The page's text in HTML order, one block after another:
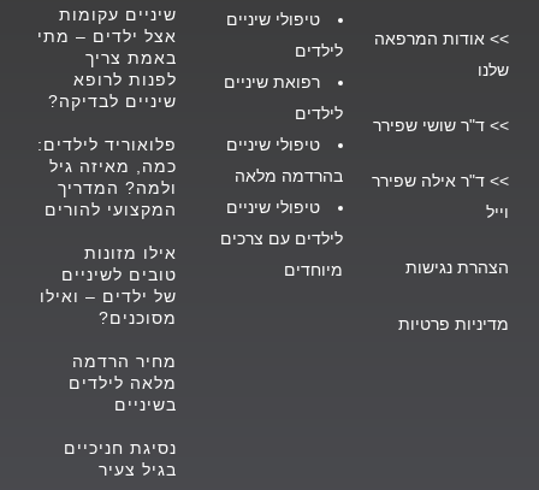
>> אודות המרפאה
שלנו
>> ד"ר שושי שפירר
>> ד"ר אילה שפירר
וייל
הצהרת נגישות
מדיניות פרטיות
טיפולי שיניים
לילדים
רפואת שיניים
לילדים
טיפולי שיניים
בהרדמה מלאה
טיפולי שיניים
לילדים עם צרכים
מיוחדים
שיניים עקומות
אצל ילדים – מתי
באמת צריך
לפנות לרופא
שיניים לבדיקה?
פלואוריד לילדים:
כמה, מאיזה גיל
ולמה? המדריך
המקצועי להורים
אילו מזונות
טובים לשיניים
של ילדים – ואילו
מסוכנים?
מחיר הרדמה
מלאה לילדים
בשיניים
נסיגת חניכיים
בגיל צעיר